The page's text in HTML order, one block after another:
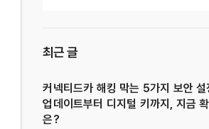
최근 글
커넥티드카 해킹 막는 5가지 보안
업데이트부터 디지털 키까지, 지금
은?